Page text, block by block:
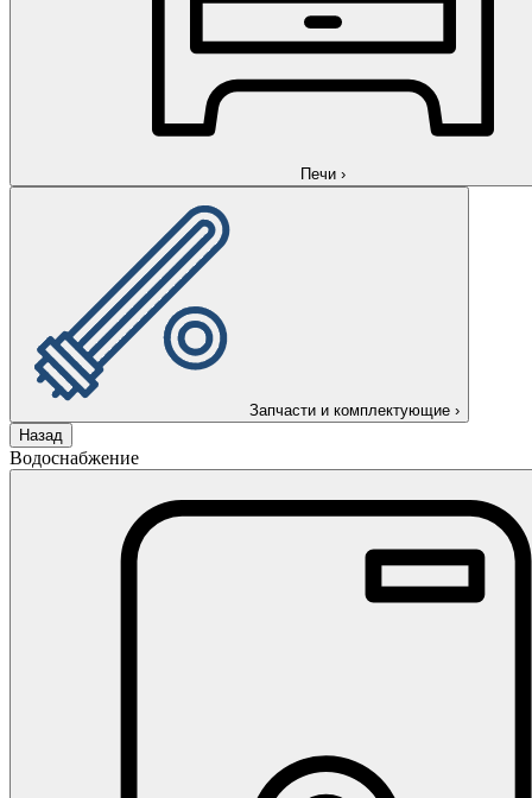
Печи ›
Запчасти и комплектующие ›
Назад
Водоснабжение